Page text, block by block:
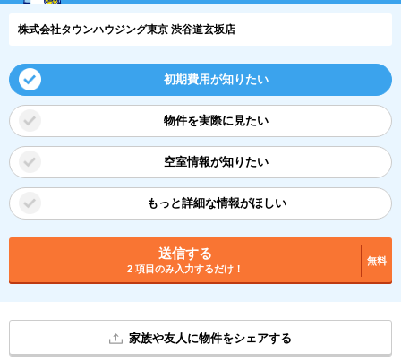
株式会社タウンハウジング東京 渋谷道玄坂店
初期費用が知りたい
物件を実際に見たい
空室情報が知りたい
もっと詳細な情報がほしい
送信する
2 項目のみ入力するだけ！
無料
家族や友人に物件をシェアする